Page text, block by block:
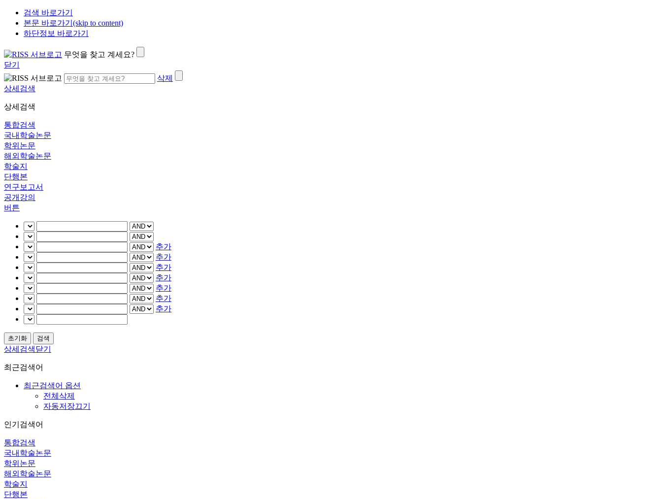
검색 바로가기
본문 바로가기(skip to content)
하단정보 바로가기
무엇을 찾고 계세요?
닫기
삭제
상세검색
상세검색
통합검색
국내학술논문
학위논문
해외학술논문
학술지
단행본
연구보고서
공개강의
버튼
추가
추가
추가
추가
추가
추가
추가
상세검색닫기
최근검색어
최근검색어 옵션
전체삭제
자동저장끄기
인기검색어
통합검색
국내학술논문
학위논문
해외학술논문
학술지
단행본